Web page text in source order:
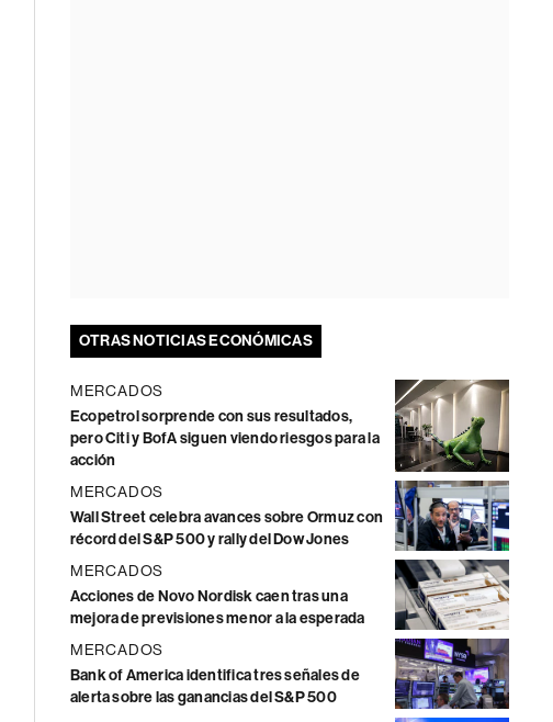
OTRAS NOTICIAS ECONÓMICAS
MERCADOS
Ecopetrol sorprende con sus resultados,
pero Citi y BofA siguen viendo riesgos para la
acción
MERCADOS
Wall Street celebra avances sobre Ormuz con
récord del S&P 500 y rally del Dow Jones
MERCADOS
Acciones de Novo Nordisk caen tras una
mejora de previsiones menor a la esperada
MERCADOS
Bank of America identifica tres señales de
alerta sobre las ganancias del S&P 500